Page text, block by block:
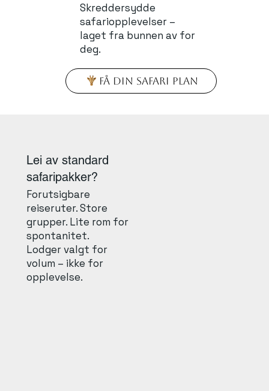
Skreddersydde
safariopplevelser –
laget fra bunnen av for
deg.
Få din Safari Plan
Lei av standard
safaripakker?
Forutsigbare
reiseruter. Store
grupper. Lite rom for
spontanitet.
Lodger valgt for
volum – ikke for
opplevelse.